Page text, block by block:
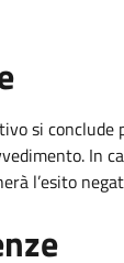
si conclude
In
l’esito